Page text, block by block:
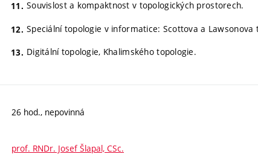
Souvislost a kompaktnost v topologických prostorech.
Speciální topologie v informatice: Scottova a Lawsonova
Digitální topologie, Khalimského topologie.
26 hod., nepovinná
prof. RNDr. Josef Šlapal, CSc.